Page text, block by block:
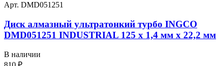
Арт. DMD051251
Диск алмазный ультратонкий турбо INGCO
DMD051251 INDUSTRIAL 125 х 1,4 мм x 22,2 мм
В наличии